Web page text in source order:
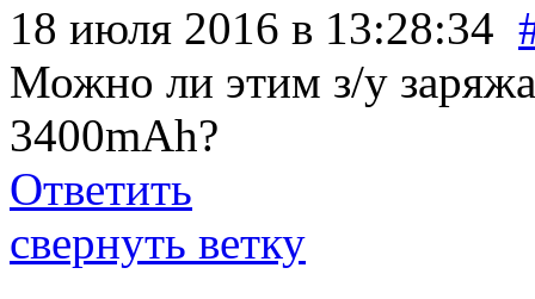
18 июля 2016 в 13:28:34
Можно ли этим з/у
3400mAh?
Ответить
свернуть ветку